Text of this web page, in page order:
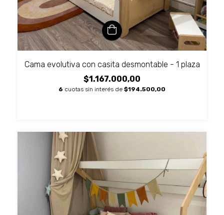
Cama evolutiva con casita desmontable - 1 plaza
$1.167.000,00
6 cuotas sin interés de $194.500,00